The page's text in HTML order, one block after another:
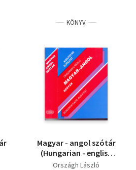
KÖNYV
Magyar - angol szótár
(Hungarian - english
dictionary)
Országh László